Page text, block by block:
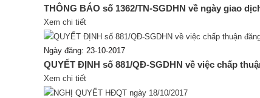
THÔNG BÁO số 1362/TN-SGDHN về ngày giao
Xem chi tiết
Ngày đăng: 23-10-2017
QUYẾT ĐỊNH số 881/QĐ-SGDHN về việc chấp
Xem chi tiết